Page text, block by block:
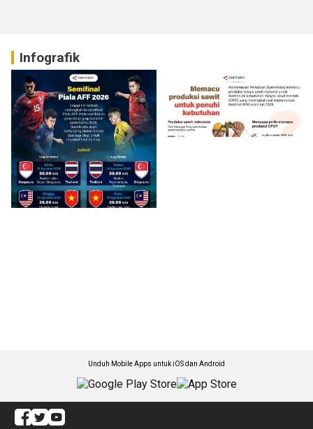
Infografik
Unduh Mobile Apps untuk iOS dan Android